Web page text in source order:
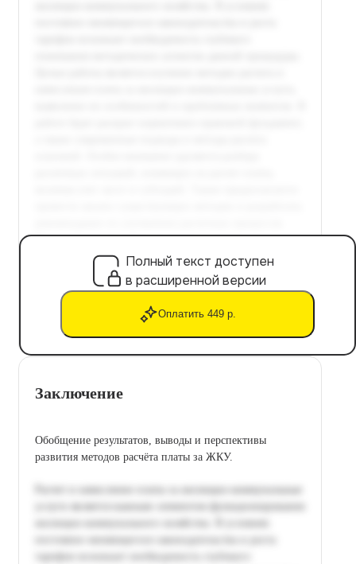
Полный текст доступен
в расширенной версии
Оплатить 449 р.
Заключение
Обобщение результатов, выводы и перспективы
развития методов расчёта платы за ЖКУ.